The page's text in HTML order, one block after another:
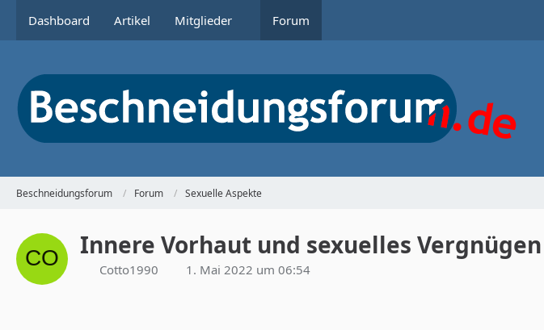
Dashboard Artikel Mitglieder Forum
Beschneidungsforum Forum Sexuelle Aspekte
Innere Vorhaut und sexuelles
Cotto1990 1. Mai 2022 um 06:54